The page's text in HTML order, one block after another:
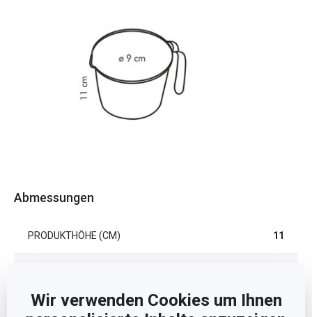
Wir verwenden Cookies um Ihnen
Abmessungen
PRODUKTHÖHE (CM) 11
DURCHMESSER (CM) 9